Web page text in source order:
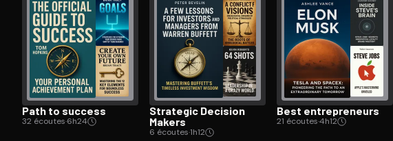
Path to success
32 écoutes·6h24
Strategic Decision
Makers
6 écoutes·1h12
Best en­tre­pre­neurs
21 écoutes·4h12